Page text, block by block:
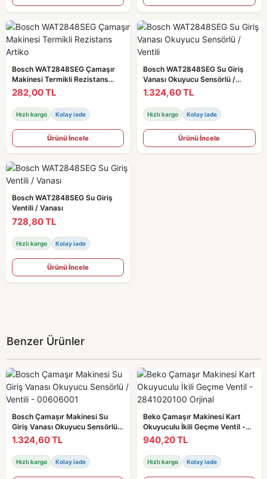
Bosch WAT2848SEG Çamaşır
Makinesi Termikli Rezistans
Artiko
282,00 TL
Hızlı kargo Kolay iade
Ürünü İncele
Bosch WAT2848SEG Su Giriş
Vanası Okuyucu Sensörlü /
Ventili
1.324,60 TL
Hızlı kargo Kolay iade
Ürünü İncele
Bosch WAT2848SEG Su Giriş
Ventili / Vanası
728,80 TL
Hızlı kargo Kolay iade
Ürünü İncele
Benzer Ürünler
Bosch Çamaşır Makinesi Su
Giriş Vanası Okuyucu Sensörlü /
Ventili - 00606001
1.324,60 TL
Hızlı kargo Kolay iade
Beko Çamaşır Makinesi Kart
Okuyuculu İkili Geçme Ventil -
2841020100 Orjinal
940,20 TL
Hızlı kargo Kolay iade